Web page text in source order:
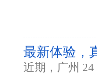
最新体验，
近期，广州